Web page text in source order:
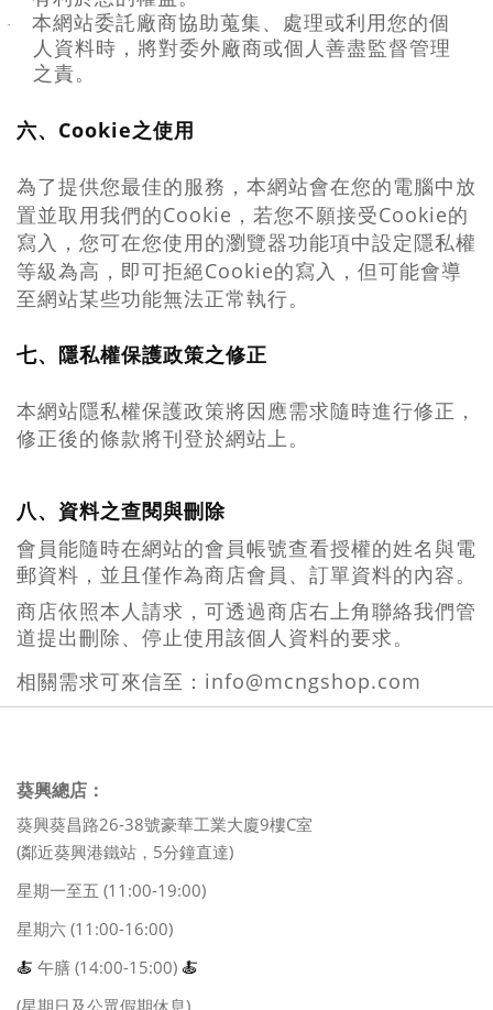
·
本網站委託廠商協助蒐集、處理或利用您的個
人資料時，將對委外廠商或個人善盡監督管理
之責。
六、 Cookie之使用
為了提供您最佳的服務，本網站會在您的電腦中放
置並取用我們的Cookie ，若您不願接受Cookie的
寫入，您可在您使用的瀏覽器功能項中設定隱私權
等級為高，即可拒絕Cookie的寫入，但可能會導
至網站某些功能無法正常執行。
七、隱私權保護政策之修正
本網站隱私權保護政策將因應需求隨時進行修正，
修正後的條款將刊登於網站上。
八、資料之查閱與刪除
會員能隨時在網站的會員帳號查看授權的姓名與電
郵資料，並且僅作為商店會員、訂單資料的內容。
商店依照本人請求，可透過商店右上角聯絡我們管
道提出刪除、停止使用該個人資料的要求。
相關需求可來信至： info@mcngshop.com
葵興總店：
葵興葵昌路26-38號豪華工業大廈9樓C室
(鄰近葵興港鐵站，5分鐘直達)
星期一至五 (11:00-19:00)
星期六 (11:00-16:00)
🍝 午膳 (14:00-15:00) 🍝